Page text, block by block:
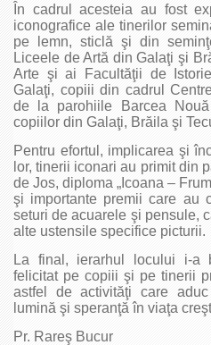
În cadrul acesteia au fost
iconografice ale tinerilor
pe lemn, sticlă şi din
Liceele de Artă din Galaţi şi
Arte şi ai Facultăţii de
Galaţi, copiii din cadrul
de la parohiile Barcea
copiilor din Galaţi, Brăila şi
Pentru efortul, implicarea şi
lor, tinerii iconari au primit din
de Jos, diploma „Icoana –
şi importante premii care au
seturi de acuarele şi pensule,
alte ustensile specifice picturii.
La final, ierarhul locului i-a
felicitat pe copiii şi pe tinerii
astfel de activităţi care
lumină şi speranţă în viaţa
Pr. Rareş Bucur